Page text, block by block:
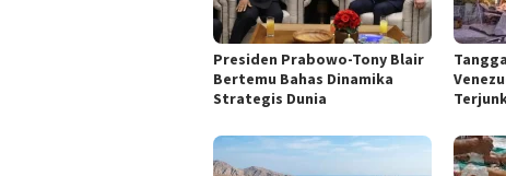
Presiden Prabowo-Tony Blair
Bertemu Bahas Dinamika
Strategis Dunia